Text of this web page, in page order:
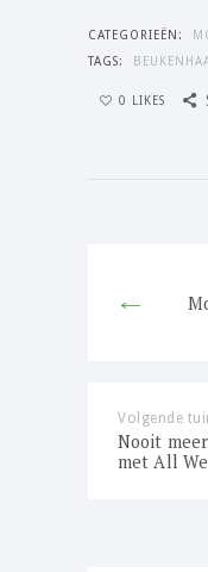
CATEGORIEËN:
TAGS:
0 LIKES
Volgende
Nooit
met All